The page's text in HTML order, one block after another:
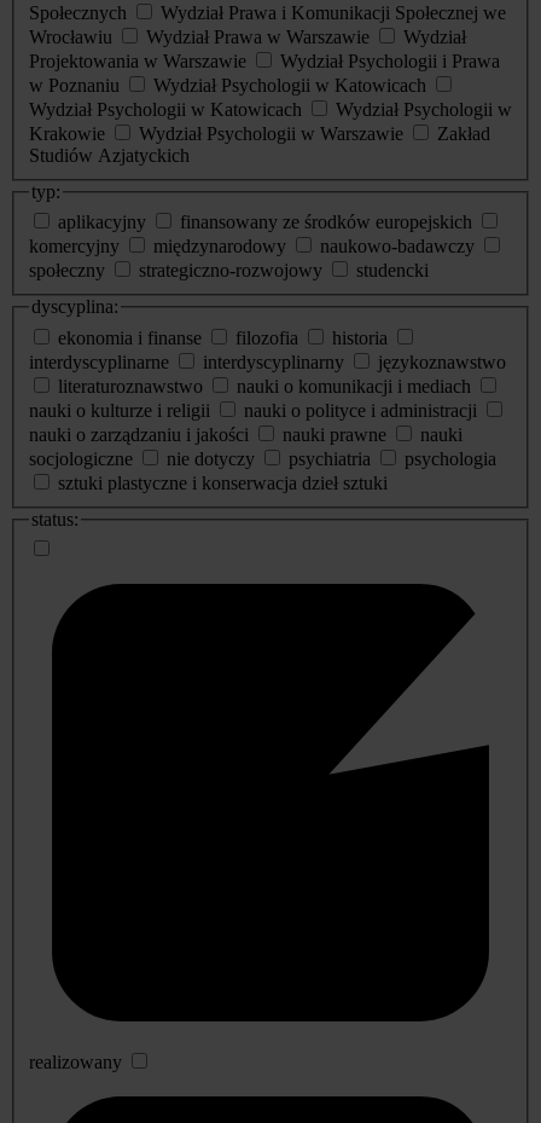
Społecznych
Wydział Prawa i Komunikacji Społecznej we
Wrocławiu
Wydział Prawa w Warszawie
Wydział
Projektowania w Warszawie
Wydział Psychologii i Prawa
w Poznaniu
Wydział Psychologii w Katowicach
Wydział Psychologii w Katowicach
Wydział Psychologii w
Krakowie
Wydział Psychologii w Warszawie
Zakład
Studiów Azjatyckich
typ:
aplikacyjny
finansowany ze środków europejskich
komercyjny
międzynarodowy
naukowo-badawczy
społeczny
strategiczno-rozwojowy
studencki
dyscyplina:
ekonomia i finanse
filozofia
historia
interdyscyplinarne
interdyscyplinarny
językoznawstwo
literaturoznawstwo
nauki o komunikacji i mediach
nauki o kulturze i religii
nauki o polityce i administracji
nauki o zarządzaniu i jakości
nauki prawne
nauki
socjologiczne
nie dotyczy psychiatria
psychologia
sztuki plastyczne i konserwacja dzieł sztuki
status:
realizowany